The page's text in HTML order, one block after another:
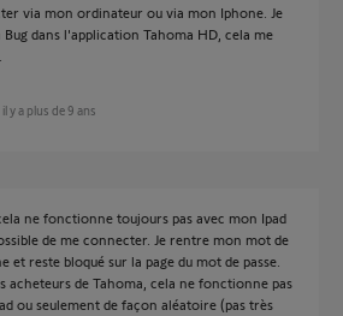
via mon ordinateur ou via mon Iphone. Je
Bug dans l'application Tahoma HD, cela me
il y a plus de 9 ans
ne fonctionne toujours pas avec mon Ipad
de me connecter. Je rentre mon mot de
et reste bloqué sur la page du mot de passe.
acheteurs de Tahoma, cela ne fonctionne pas
ou seulement de façon aléatoire (pas très